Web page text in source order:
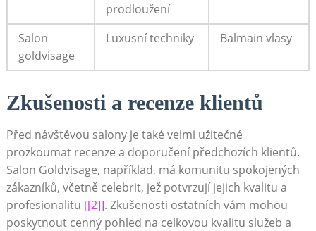
prodloužení
Salon
goldvisage
Luxusní techniky Balmain vlasy
Zkušenosti a recenze klientů
Před návštěvou salony je také velmi užitečné
prozkoumat recenze a doporučení předchozích klientů.
Salon Goldvisage, například, má komunitu spokojených
zákazníků, včetně celebrit, jež potvrzují jejich kvalitu a
profesionalitu [[2]]. Zkušenosti ostatních vám mohou
poskytnout cenný pohled na celkovou kvalitu služeb a